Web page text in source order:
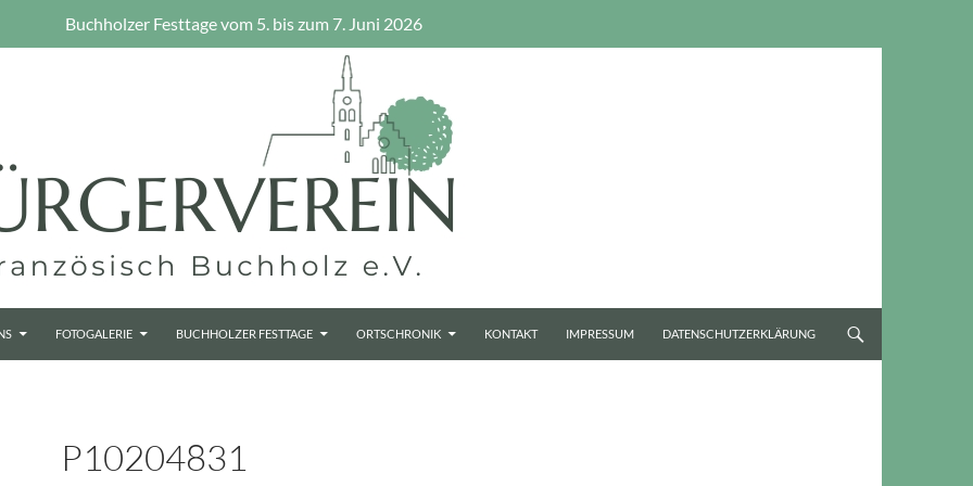
Buchholzer Festtage vom 5. bis zum 7. Juni 2026
FOTOGALERIE BUCHHOLZER FESTTAGE ORTSCHRONIK KONTAKT IMPRESSUM DATENSCHUTZERKLÄRUNG
P10204831